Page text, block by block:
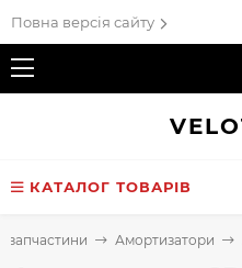
Повна версія сайту
VELO
КАТАЛОГ ТОВАРІВ
запчастини Амортизатори